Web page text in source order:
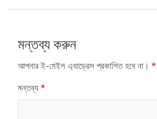
মন্তব্য করুন
আপনার ই-মেইল এ্যাড্রেস প্রকাশিত হবে না। *
মন্তব্য *